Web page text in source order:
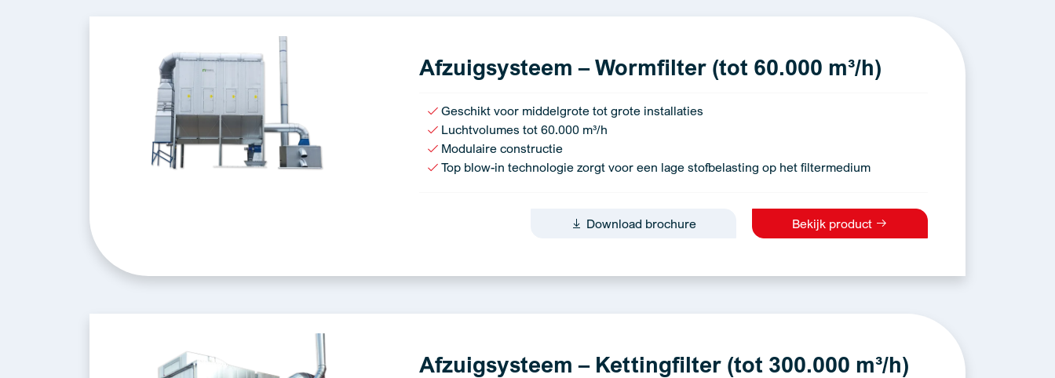
Afzuigsysteem – Wormfilter (tot 60.000 m³/h)
Geschikt voor middelgrote tot grote installaties
Luchtvolumes tot 60.000 m³/h
Modulaire constructie
Top blow-in technologie zorgt voor een lage stofbelasting op het filtermedium
Download brochure Bekijk product
Afzuigsysteem – Kettingfilter (tot 300.000 m³/h)